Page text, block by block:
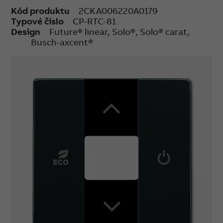
Kód produktu
2CKA006220A0179
Typové číslo
CP-RTC-81
Design
Future® linear, Solo®, Solo® carat,
Busch-axcent®